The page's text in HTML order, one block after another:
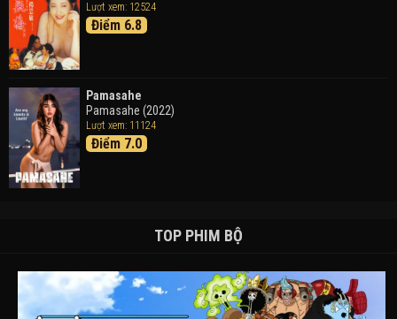
Lượt xem: 12524
Điểm 6.8
Pamasahe
Pamasahe (2022)
Lượt xem: 11124
Điểm 7.0
TOP PHIM BỘ